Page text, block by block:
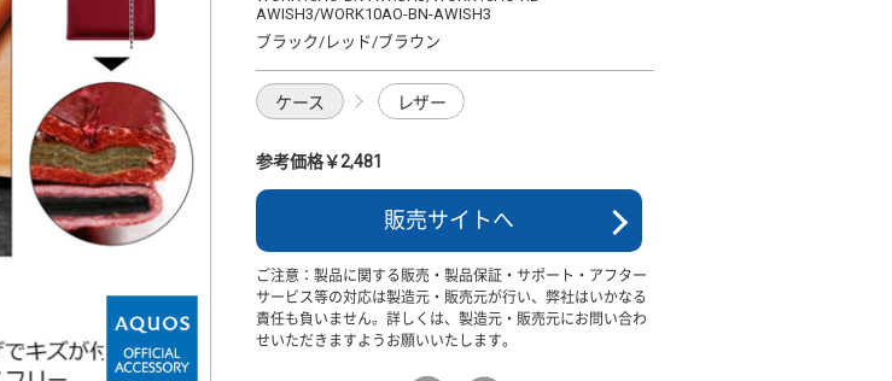
AWISH3/WORK10AO-BN-AWISH3
ブラック/レッド/ブラウン
ケース レザー
参考価格￥2,481
販売サイトへ
ご注意：製品に関する販売・製品保証・サポート・アフター
サービス等の対応は製造元・販売元が行い、弊社はいかなる
責任も負いません。詳しくは、製造元・販売元にお問い合わ
せいただきますようお願いいたします。